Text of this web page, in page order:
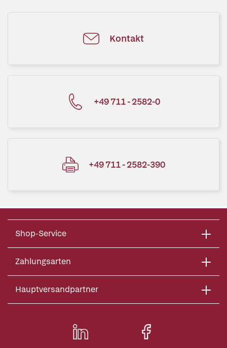
Kontakt
+49 711 - 2582-0
+49 711 - 2582-390
Shop-Service
Zahlungsarten
Hauptversandpartner